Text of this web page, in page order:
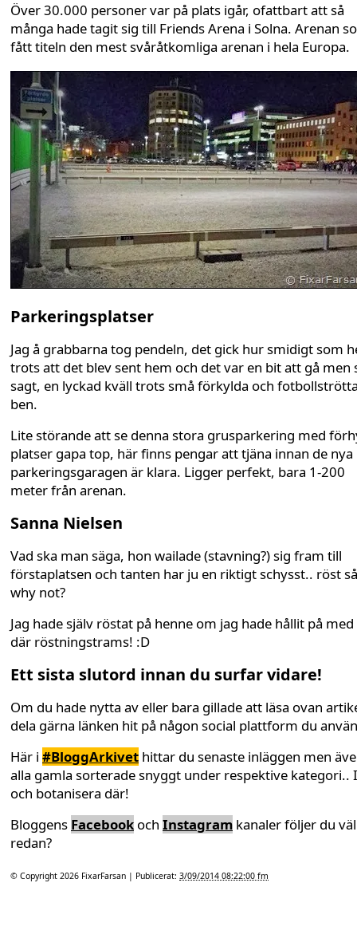
Över 30.000 personer var på plats igår, ofattbart att så
många hade tagit sig till Friends Arena i Solna. Arenan
fått titeln den mest svåråtkomliga arenan i hela Europa.
Parkeringsplatser
Jag å grabbarna tog pendeln, det gick hur smidigt som
trots att det blev sent hem och det var en bit att gå men
sagt, en lyckad kväll trots små förkylda och
ben.
Lite störande att se denna stora grusparkering med
platser gapa top, här finns pengar att tjäna innan de nya
parkeringsgaragen är klara. Ligger perfekt, bara 1-200
meter från arenan.
Sanna Nielsen
Vad ska man säga, hon wailade (stavning?) sig fram till
förstaplatsen och tanten har ju en riktigt schysst.. röst
why not?
Jag hade själv röstat på henne om jag hade hållit på
där röstningstrams! :D
Ett sista slutord innan du surfar vidare!
Om du hade nytta av eller bara gillade att läsa ovan
dela gärna länken hit på någon social plattform du
Här i #BloggArkivet hittar du senaste inläggen men
alla gamla sorterade snyggt under respektive kategori..
och botanisera där!
Bloggens Facebookoch Instagram kanaler följer du väl
redan?
© Copyright 2026 FixarFarsan | Publicerat: 3/09/2014 08:22:00 fm